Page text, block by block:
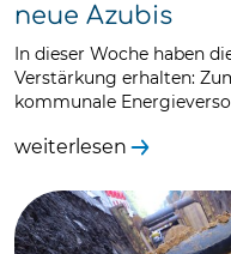
neue Azubis
In dieser Woche haben
Verstärkung erhalten:
kommunale
weiterlesen